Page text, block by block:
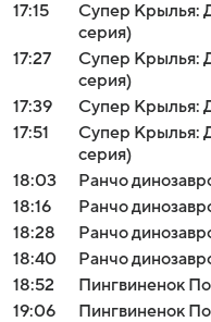
17:15
Супер Крылья:
серия)
17:27
Супер Крылья:
серия)
17:39
Супер Крылья:
17:51
Супер Крылья:
серия)
18:03
Ранчо
18:16
Ранчо
18:28
Ранчо
18:40
Ранчо
18:52
Пингвиненок
19:06
Пингвиненок